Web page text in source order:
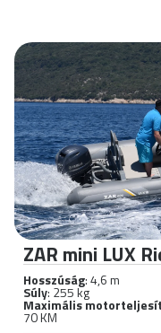
ZAR mini LUX
Hosszúság: 4,6 m
Súly: 255 kg
Maximális
70 KM